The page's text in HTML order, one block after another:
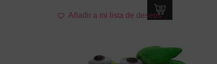
Añadir a mi lista de deseos